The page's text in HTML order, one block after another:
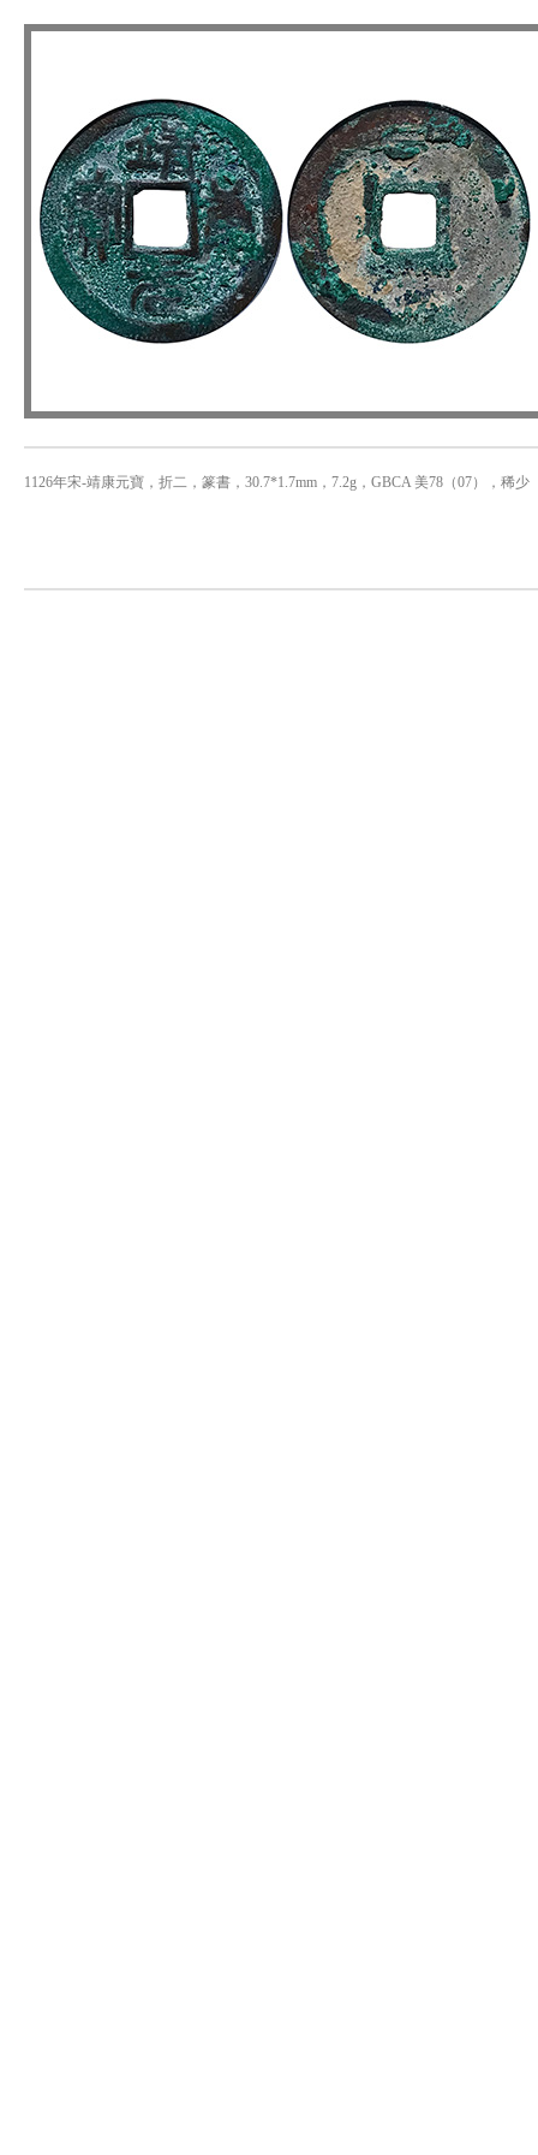
1126年宋-靖康元寶，折二，篆書，30.7*1.7mm，7.2g，GBCA 美78（07），稀少